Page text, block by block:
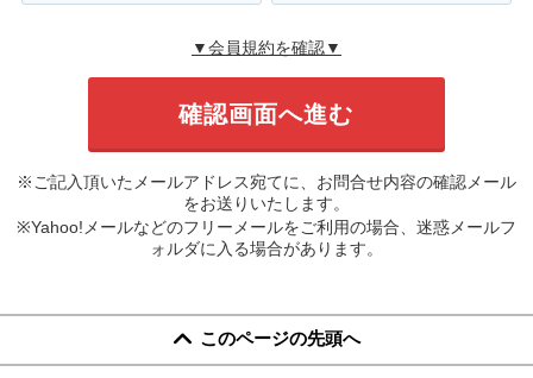
▼会員規約を確認▼
※ご記入頂いたメールアドレス宛てに、お問合せ内容の確認メール
をお送りいたします。
※Yahoo!メールなどのフリーメールをご利用の場合、迷惑メールフ
ォルダに入る場合があります。
このページの先頭へ